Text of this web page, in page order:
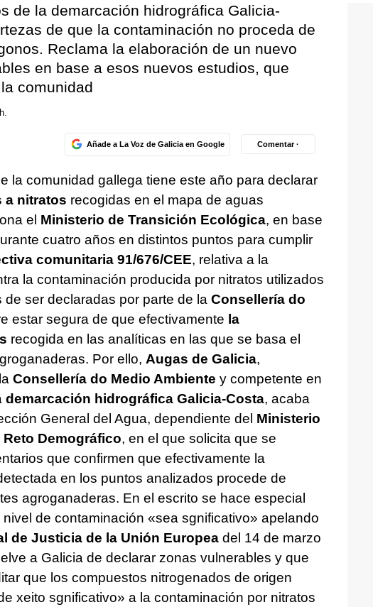
de la demarcación hidrográfica Galicia-
de que la contaminación no proceda de
Reclama la elaboración de un nuevo
en base a esos nuevos estudios, que
comunidad
Añade a La Voz de Galicia en Google Comentar ·
la comunidad gallega tiene este año para declarar
a nitratos recogidas en el mapa de aguas
el Ministerio de Transición Ecológica, en base
cuatro años en distintos puntos para cumplir
comunitaria 91/676/CEE, relativa a la
la contaminación producida por nitratos utilizados
ser declaradas por parte de la Consellería do
estar segura de que efectivamente la
recogida en las analíticas en las que se basa el
Por ello, Augas de Galicia,
Consellería do Medio Ambiente y competente en
demarcación hidrográfica Galicia-Costa, acaba
General del Agua, dependiente del Ministerio
Demográfico, en el que solicita que se
que confirmen que efectivamente la
en los puntos analizados procede de
agroganaderas. En el escrito se hace especial
de contaminación «sea sgnificativo» apelando
de Justicia de la Unión Europeadel 14 de marzo
a Galicia de declarar zonas vulnerables y que
que los compuestos nitrogenados de origen
xeito sgnificativo» a la contaminación por nitratos